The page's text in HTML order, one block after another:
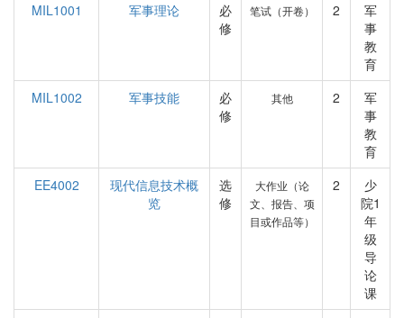
MIL1001 军事理论
必
修
笔试（开卷） 2
军
事
教
育
MIL1002
军事技能
必
修
其他 2
军
事
教
育
EE4002
现代信息技术概
览
选
修
大作业（论
文、报告、项
目或作品等）
2
少
院1
年
级
导
论
课